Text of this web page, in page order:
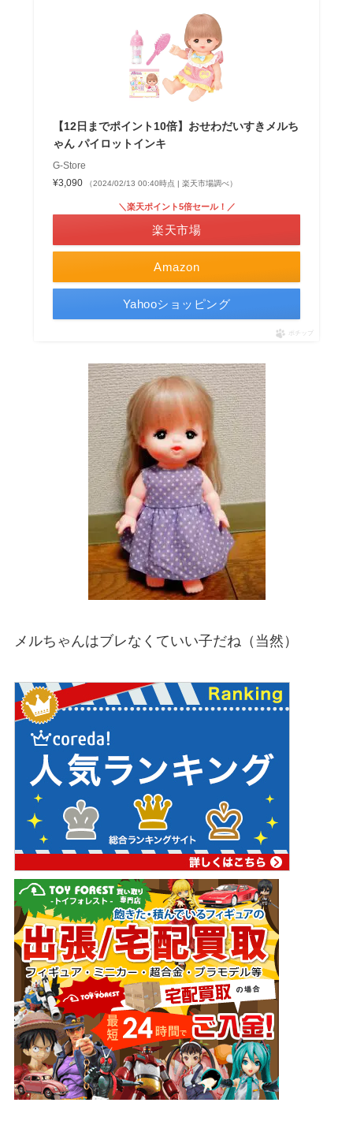
【12日までポイント10倍】おせわだいすきメルち
ゃん パイロットインキ
G-Store
¥3,090
（2024/02/13 00:40時点 | 楽天市場調べ）
Amazon
＼楽天ポイント5倍セール！／
楽天市場
Yahooショッピング
ポチップ
メルちゃんはブレなくていい子だね（当然）